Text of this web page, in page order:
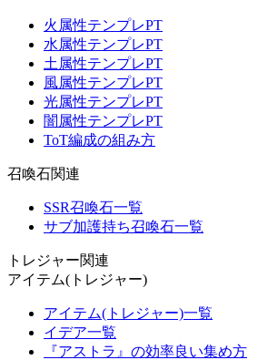
火属性テンプレPT
水属性テンプレPT
土属性テンプレPT
風属性テンプレPT
光属性テンプレPT
闇属性テンプレPT
ToT編成の組み方
召喚石関連
SSR召喚石一覧
サブ加護持ち召喚石一覧
トレジャー関連
アイテム(トレジャー)
アイテム(トレジャー)一覧
イデア一覧
『アストラ』の効率良い集め方